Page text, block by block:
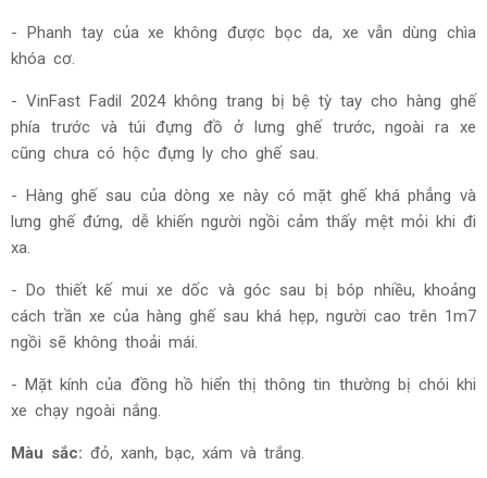
- Phanh tay của xe không được bọc da, xe vẫn dùng chìa
khóa cơ.
- VinFast Fadil 2024 không trang bị bệ tỳ tay cho hàng ghế
phía trước và túi đựng đồ ở lưng ghế trước, ngoài ra xe
cũng chưa có hộc đựng ly cho ghế sau.
- Hàng ghế sau của dòng xe này có mặt ghế khá phẳng và
lưng ghế đứng, dễ khiến người ngồi cảm thấy mệt mỏi khi đi
xa.
- Do thiết kế mui xe dốc và góc sau bị bóp nhiều, khoảng
cách trần xe của hàng ghế sau khá hẹp, người cao trên 1m7
ngồi sẽ không thoải mái.
- Mặt kính của đồng hồ hiển thị thông tin thường bị chói khi
xe chạy ngoài nắng.
Màu sắc: đỏ, xanh, bạc, xám và trắng.